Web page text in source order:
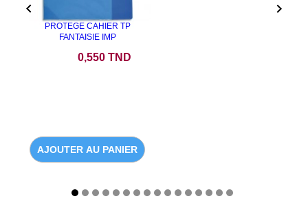
PROTEGE CAHIER TP
FANTAISIE IMP
0,550 TND
AJOUTER AU PANIER
 